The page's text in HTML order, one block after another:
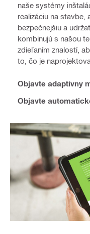
naše systémy
realizáciu na stavbe,
bezpečnejšiu a
kombinujú s našou
zdieľaním znalostí,
to, čo je
Objavte adaptívny
Objavte